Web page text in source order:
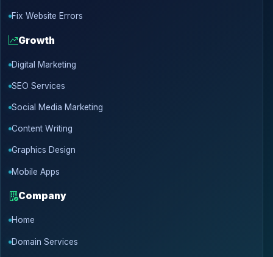
Fix Website Errors
Growth
Digital Marketing
SEO Services
Social Media Marketing
Content Writing
Graphics Design
Mobile Apps
Company
Home
Domain Services